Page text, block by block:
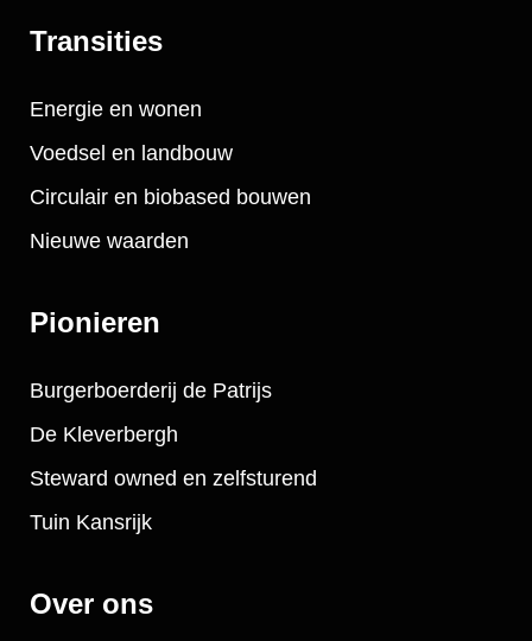
Transities
Energie en wonen
Voedsel en landbouw
Circulair en biobased bouwen
Nieuwe waarden
Pionieren
Burgerboerderij de Patrijs
De Kleverbergh
Steward owned en zelfsturend
Tuin Kansrijk
Over ons